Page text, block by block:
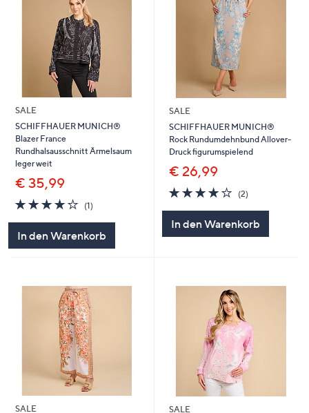
SALE
SCHIFFHAUER MUNICH®
Blazer France
Rundhalsausschnitt Ärmelsaum
leger weit
€ 35,99
4.0
von
(1)1
In den Warenkorb
SALE
SCHIFFHAUER MUNICH®
Rock Rundumdehnbund Allover-
Druck figurumspielend
€ 26,99
4.0
von
(2)2
In den Warenkorb
SALE
SALE